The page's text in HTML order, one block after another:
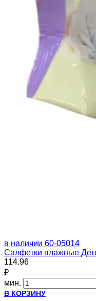
в наличии 60-05014
Салфетки влажные
114.96
₽
мин.
В КОРЗИНУ